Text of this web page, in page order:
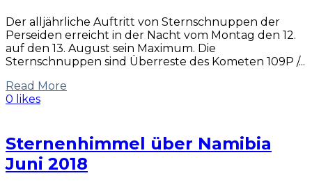
Der alljährliche Auftritt von Sternschnuppen der
Perseiden erreicht in der Nacht vom Montag den 12.
auf den 13. August sein Maximum. Die
Sternschnuppen sind Überreste des Kometen 109P /...
Read More
0 likes
Sternenhimmel über Namibia
Juni 2018